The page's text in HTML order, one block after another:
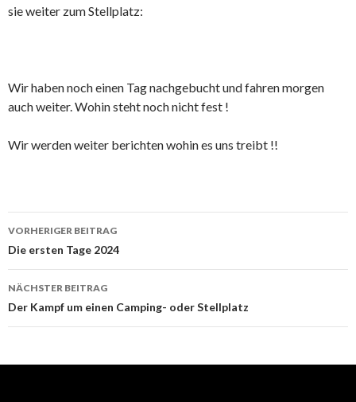
sie weiter zum Stellplatz:
Wir haben noch einen Tag nachgebucht und fahren morgen
auch weiter. Wohin steht noch nicht fest !
Wir werden weiter berichten wohin es uns treibt !!
Beitrags-
Navigation
VORHERIGER BEITRAG
Die ersten Tage 2024
NÄCHSTER BEITRAG
Der Kampf um einen Camping- oder Stellplatz